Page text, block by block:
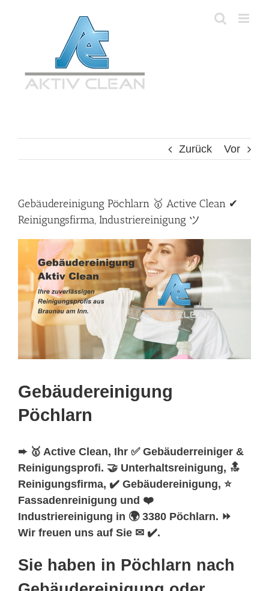
Zurück Vor
Gebäudereinigung Pöchlarn 🥇 Active Clean ✔
Reinigungsfirma, Industriereinigung ツ
Gebäudereinigung
Pöchlarn
➨ 🥇 Active Clean, Ihr ✅ Gebäuderreiniger &
Reinigungsprofi. 🤝 Unterhaltsreinigung, 🔝
Reinigungsfirma, ✔️ Gebäudereinigung, ⭐
Fassadenreinigung und ❤️
Industriereinigung in 🌍 3380 Pöchlarn. ⏩
Wir freuen uns auf Sie ✉ ✔️.
Sie haben in Pöchlarn nach